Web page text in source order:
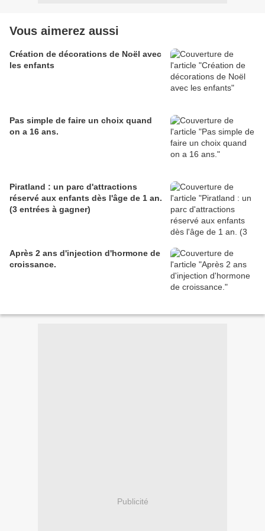
Vous aimerez aussi
Création de décorations de Noël avec
les enfants
Pas simple de faire un choix quand
on a 16 ans.
Piratland : un parc d'attractions
réservé aux enfants dès l'âge de 1 an.
(3 entrées à gagner)
Après 2 ans d'injection d'hormone de
croissance.
Publicité